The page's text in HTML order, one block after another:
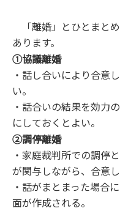
「離婚」とひとまと
あります。
①協議離婚
・話し合いにより合意
い。
・話合いの結果を効力
にしておくとよい。
②調停離婚
・家庭裁判所での調停
が関与しながら、合意
・話がまとまった場合
面が作成される。